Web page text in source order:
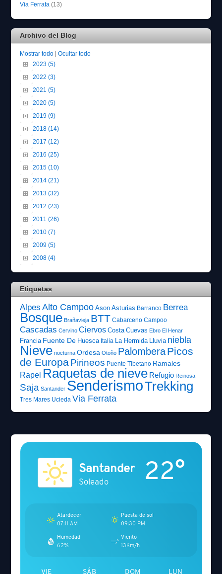
Via Ferrata (13)
Archivo del Blog
Mostrar todo |Ocultar todo
2023 (5)
2022 (3)
2021 (5)
2020 (5)
2019 (9)
2018 (14)
2017 (12)
2016 (25)
2015 (10)
2014 (21)
2013 (32)
2012 (23)
2011 (26)
2010 (7)
2009 (5)
2008 (4)
Etiquetas
Alpes Alto Campoo Ason Asturias Barranco Berrea
Bosque Brañavieja BTT Cabarceno Campoo
Cascadas Cervino Ciervos Costa Cuevas Ebro El Henar
Francia Fuente De Huesca Italia La Hermida Lluvia niebla
Nieve nocturna Ordesa Otoño PalomberaPicos
de EuropaPirineos Puente Tibetano Ramales
Rapel Raquetas de nieve Refugio Reinosa
Saja Santander SenderismoTrekking
Tres Mares Ucieda Via Ferrata
Santander
Soleado 22°
Atardecer
07:11 AM
Puesta de sol
09:30 PM
Humedad
62%
Viento
13Km/h
VIE SÁB DOM LUN